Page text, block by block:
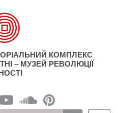
КОМПЛЕКС
– МУЗЕЙ РЕВОЛЮЦІЇ